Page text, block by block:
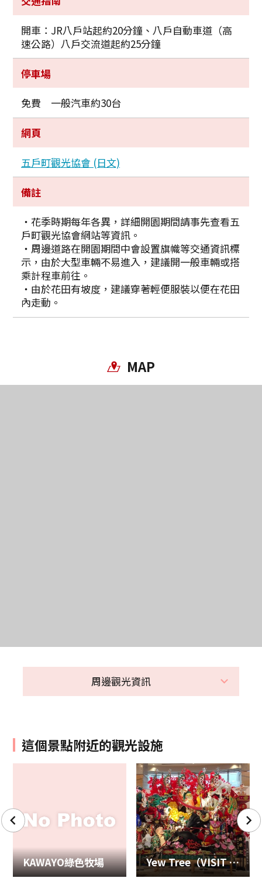
開車：JR八戶站起約20分鐘、八戶自動車道（高
速公路）八戶交流道起約25分鐘
停車場
免費 一般汽車約30台
網頁
五戶町觀光協會 (日文)
備註
・花季時期每年各異，詳細開園期間請事先查看五
戶町觀光協會網站等資訊。
・周邊道路在開園期間中會設置旗幟等交通資訊標
示，由於大型車輛不易進入，建議開一般車輛或搭
乘計程車前往。
・由於花田有坡度，建議穿著輕便服裝以便在花田
內走動。
MAP
周邊觀光資訊
這個景點附近的觀光設施
KAWAYO綠色牧場 Yew Tree（VISIT 八戶）
Facebook分享
複製連結